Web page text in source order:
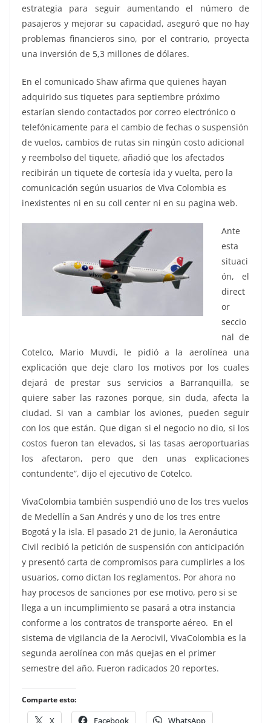
estrategia para seguir aumentando el número de
pasajeros y mejorar su capacidad, aseguró que no hay
problemas financieros sino, por el contrario, proyecta
una inversión de 5,3 millones de dólares.
En el comunicado Shaw afirma que quienes hayan
adquirido sus tiquetes para septiembre próximo
estarían siendo contactados por correo electrónico o
telefónicamente para el cambio de fechas o suspensión
de vuelos, cambios de rutas sin ningún costo adicional
y reembolso del tiquete, añadió que los afectados
recibirán un tiquete de cortesía ida y vuelta, pero la
comunicación según usuarios de Viva Colombia es
inexistentes ni en su coll center ni en su pagina web.
Ante
esta
situaci
ón, el
direct
or
seccio
nal de
Cotelco, Mario Muvdi, le pidió a la aerolínea una
explicación que deje claro los motivos por los cuales
dejará de prestar sus servicios a Barranquilla, se
quiere saber las razones porque, sin duda, afecta la
ciudad. Si van a cambiar los aviones, pueden seguir
con los que están. Que digan si el negocio no dio, si los
costos fueron tan elevados, si las tasas aeroportuarias
los afectaron, pero que den unas explicaciones
contundente”, dijo el ejecutivo de Cotelco.
VivaColombia también suspendió uno de los tres vuelos
de Medellín a San Andrés y uno de los tres entre
Bogotá y la isla. El pasado 21 de junio, la Aeronáutica
Civil recibió la petición de suspensión con anticipación
y presentó carta de compromisos para cumplirles a los
usuarios, como dictan los reglamentos. Por ahora no
hay procesos de sanciones por ese motivo, pero si se
llega a un incumplimiento se pasará a otra instancia
conforme a los contratos de transporte aéreo. En el
sistema de vigilancia de la Aerocivil, VivaColombia es la
segunda aerolínea con más quejas en el primer
semestre del año. Fueron radicados 20 reportes.
Comparte esto:
X Facebook WhatsApp